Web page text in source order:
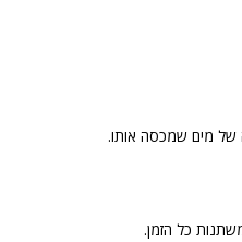
של מים שמכסה אותו.
כל הזמן.